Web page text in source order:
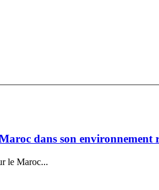
dans son
le Maroc...